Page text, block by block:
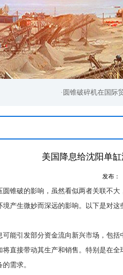
·圆锥破碎机在国际贸
美国降息给沈阳单
发布：
破的影响，虽然看似两者关联不大
产生微妙而深远的影响。以下是对这
引发部分资金流向新兴市场，包括
直接带动其生产和销售。特别是在
需求。